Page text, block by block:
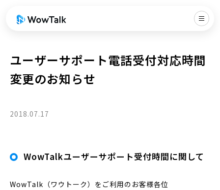
ユーザーサポート電話受付対応時間
変更のお知らせ
2018.07.17
WowTalkユーザーサポート受付時間に関して
WowTalk（ワウトーク）をご利用のお客様各位